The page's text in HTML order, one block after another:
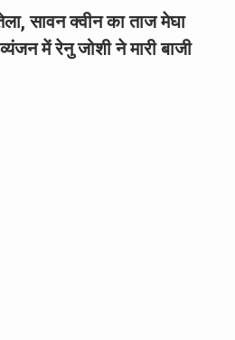
सावन क्वीन का ताज मेघा
में रेनु जोशी ने मारी बाजी